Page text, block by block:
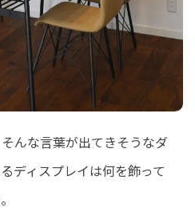
んな言葉が出てきそうなダ
ディスプレイは何を飾って